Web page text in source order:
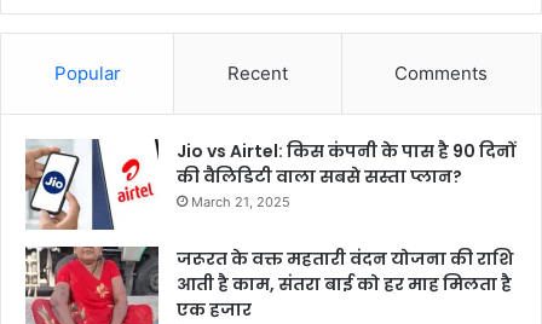
Popular Recent Comments
Jio vs Airtel: किस कंपनी के पास है 90 दिनों
की वैलिडिटी वाला सबसे सस्ता प्लान?
March 21, 2025
जरूरत के वक्त महतारी वंदन योजना की राशि
आती है काम, संतरा बाई को हर माह मिलता है
एक हजार